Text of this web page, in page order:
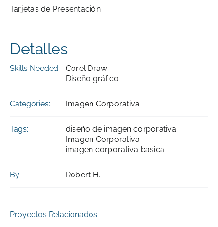
Tarjetas de Presentación
Detalles
Skills Needed:
Corel Draw
Diseño gráfico
Categories: Imagen Corporativa
Tags:
diseño de imagen corporativa
Imagen Corporativa
imagen corporativa basica
By: Robert H.
Proyectos Relacionados: